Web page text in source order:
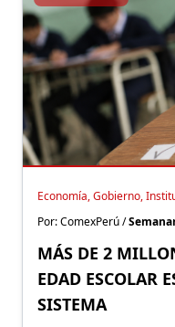
Economía, Gobierno,
Por: ComexPerú /
MÁS DE 2
EDAD ESCOLAR
SISTEMA